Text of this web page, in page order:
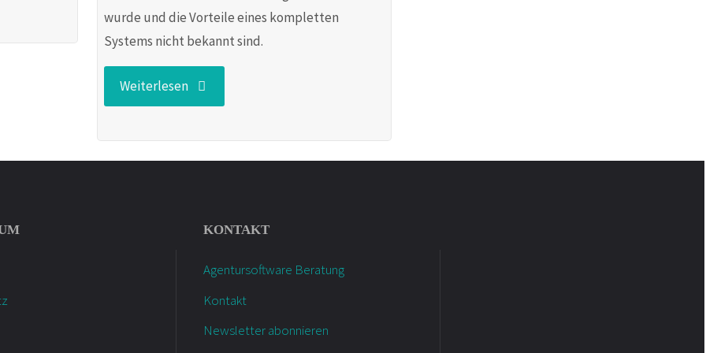
wurde und die Vorteile eines kompletten
Systems nicht bekannt sind.
Weiterlesen"Wer
eigentlich
KONTAKT
Agentursoftware Beratung
Kontakt
Newsletter abonnieren